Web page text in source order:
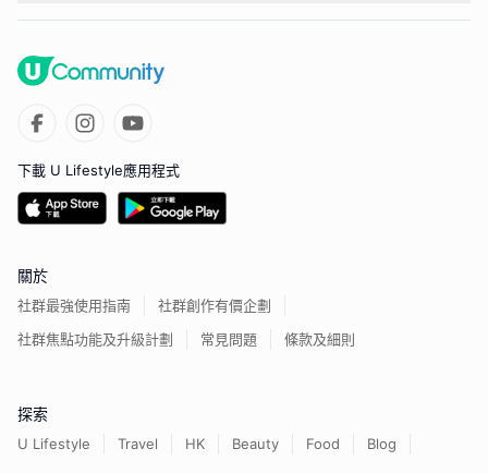
下載 U Lifestyle應用程式
關於
社群最強使用指南
社群創作有價企劃
社群焦點功能及升級計劃
常見問題 條款及細則
探索
U Lifestyle Travel HK Beauty Food
Blog